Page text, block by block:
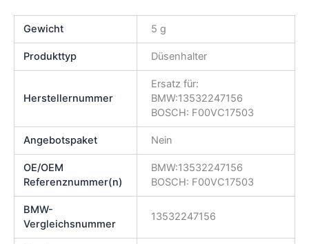
Gewicht 5 g
Produkttyp Düsenhalter
Herstellernummer
Ersatz für:
BMW:13532247156
BOSCH: F00VC17503
Angebotspaket Nein
OE/OEM
Referenznummer(n)
BMW:13532247156
BOSCH: F00VC17503
BMW-
Vergleichsnummer
13532247156